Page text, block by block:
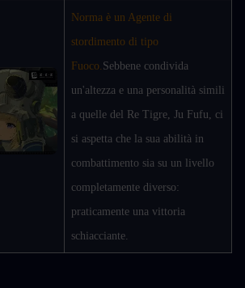
Norma è un Agente di
stordimento di tipo
Fuoco. Sebbene condivida
un'altezza e una personalità simili
a quelle del Re Tigre, Ju Fufu, ci
si aspetta che la sua abilità in
combattimento sia su un livello
completamente diverso:
praticamente una vittoria
schiacciante.